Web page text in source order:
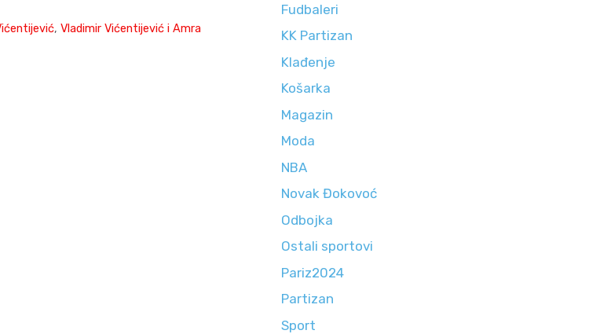
,Vladimir Vićentijević i Amra
Fudbaleri
KK Partizan
Klađenje
Košarka
Magazin
Moda
NBA
Novak Đokovoć
Odbojka
Ostali sportovi
Pariz2024
Partizan
Sport